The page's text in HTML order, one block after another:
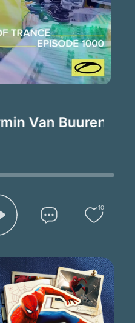
Van Buuren
10